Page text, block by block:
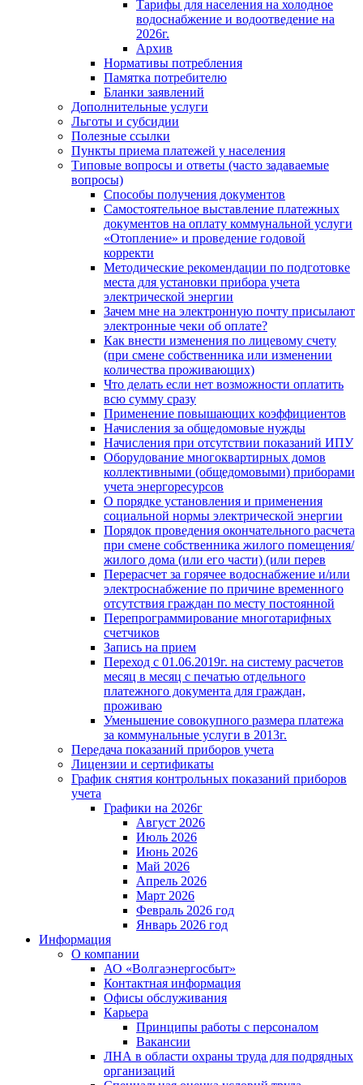
Тарифы для населения на холодное
водоснабжение и водоотведение на
2026г.
Архив
Нормативы потребления
Памятка потребителю
Бланки заявлений
Дополнительные услуги
Льготы и субсидии
Полезные ссылки
Пункты приема платежей у населения
Типовые вопросы и ответы (часто задаваемые
вопросы)
Способы получения документов
Самостоятельное выставление платежных
документов на оплату коммунальной услуги
«Отопление» и проведение годовой
корректи
Методические рекомендации по подготовке
места для установки прибора учета
электрической энергии
Зачем мне на электронную почту присылают
электронные чеки об оплате?
Как внести изменения по лицевому счету
(при смене собственника или изменении
количества проживающих)
Что делать если нет возможности оплатить
всю сумму сразу
Применение повышающих коэффициентов
Начисления за общедомовые нужды
Начисления при отсутствии показаний ИПУ
Оборудование многоквартирных домов
коллективными (общедомовыми) приборами
учета энергоресурсов
О порядке установления и применения
социальной нормы электрической энергии
Порядок проведения окончательного расчета
при смене собственника жилого помещения/
жилого дома (или его части) (или перев
Перерасчет за горячее водоснабжение и/или
электроснабжение по причине временного
отсутствия граждан по месту постоянной
Перепрограммирование многотарифных
счетчиков
Запись на прием
Переход с 01.06.2019г. на систему расчетов
месяц в месяц с печатью отдельного
платежного документа для граждан,
проживаю
Уменьшение совокупного размера платежа
за коммунальные услуги в 2013г.
Передача показаний приборов учета
Лицензии и сертификаты
График снятия контрольных показаний приборов
учета
Графики на 2026г
Август 2026
Июль 2026
Июнь 2026
Май 2026
Апрель 2026
Март 2026
Февраль 2026 год
Январь 2026 год
Информация
О компании
АО «Волгаэнергосбыт»
Контактная информация
Офисы обслуживания
Карьера
Принципы работы с персоналом
Вакансии
ЛНА в области охраны труда для подрядных
организаций